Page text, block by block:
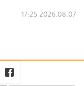
2026.08.07 17:25